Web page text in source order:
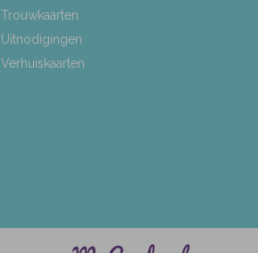
Trouwkaarten
Uitnodigingen
Verhuiskaarten